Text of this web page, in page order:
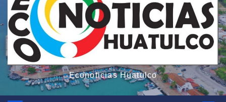
Econoticias Huatulco